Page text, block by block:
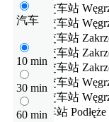
汽车
10 min
30 min
60 min
公交车站
公交车站
公交车站
公交车站
公交车站
公交车站
公交车站
火车站 Podłęże